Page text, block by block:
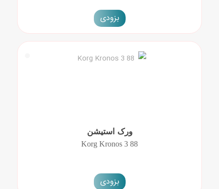
بزودی
ورک استیشن
Korg Kronos 3 88
بزودی